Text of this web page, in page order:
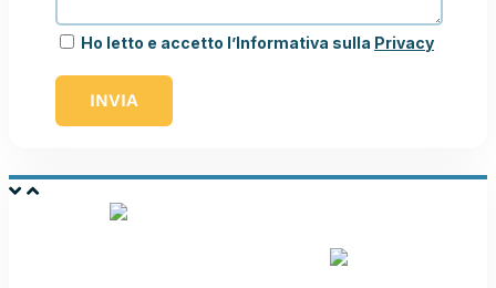
Ho letto e accetto l’Informativa sulla Privacy
INVIA